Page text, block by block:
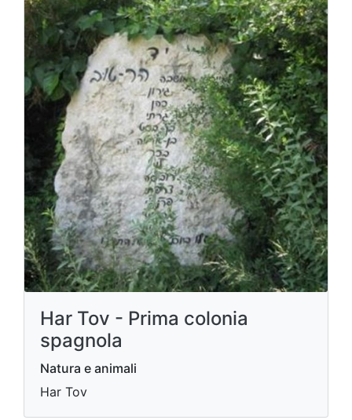
Har Tov - Prima colonia
spagnola
Natura e animali
Har Tov